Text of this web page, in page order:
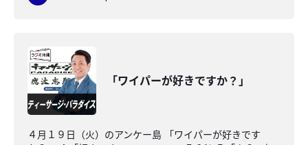
「ワイパーが好きですか？」
４月１９日（火）のアンケー島 「ワイパーが好きです